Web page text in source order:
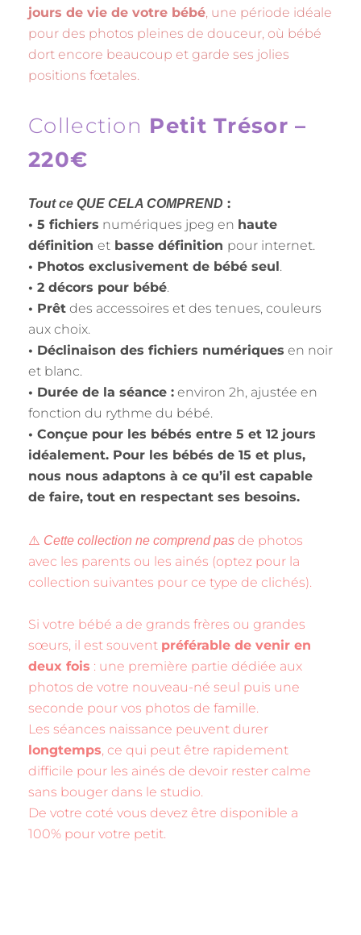
jours de vie de votre bébé, une période idéale
pour des photos pleines de douceur, où bébé
dort encore beaucoup et garde ses jolies
positions fœtales.
Collection Petit Trésor –
220€
Tout ce QUE CELA COMPREND :
• 5 fichiers numériques jpeg en haute
définition et basse définition pour internet.
• Photos exclusivement de bébé seul.
• 2 décors pour bébé.
• Prêt des accessoires et des tenues, couleurs
aux choix.
• Déclinaison des fichiers numériques en noir
et blanc.
• Durée de la séance : environ 2h, ajustée en
fonction du rythme du bébé.
• Conçue pour les bébés entre 5 et 12 jours
idéalement. Pour les bébés de 15 et plus,
nous nous adaptons à ce qu’il est capable
de faire, tout en respectant ses besoins.
⚠️ Cette collection ne comprend pas de photos
avec les parents ou les ainés (optez pour la
collection suivantes pour ce type de clichés).
Si votre bébé a de grands frères ou grandes
sœurs, il est souvent préférable de venir en
deux fois : une première partie dédiée aux
photos de votre nouveau-né seul puis une
seconde pour vos photos de famille.
Les séances naissance peuvent durer
longtemps, ce qui peut être rapidement
difficile pour les ainés de devoir rester calme
sans bouger dans le studio.
De votre coté vous devez être disponible a
100% pour votre petit.